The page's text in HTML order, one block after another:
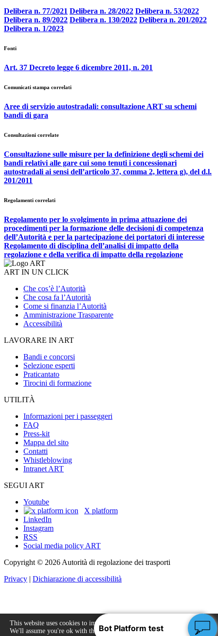
Delibera n. 77/2021 Delibera n. 28/2022 Delibera n. 53/2022
Delibera n. 89/2022 Delibera n. 130/2022 Delibera n. 201/2022
Delibera n. 1/2023
Fonti
Art. 37 Decreto legge 6 dicembre 2011, n. 201
Comunicati stampa correlati
Aree di servizio autostradali: consultazione ART su schemi
bandi di gara
Consultazioni correlate
Consultazione sulle misure per la definizione degli schemi dei
bandi relativi alle gare cui sono tenuti i concessionari
autostradali ai sensi dell’articolo 37, comma 2, lettera g), del d.l.
201/2011
Regolamenti correlati
Regolamento per lo svolgimento in prima attuazione dei
procedimenti per la formazione delle decisioni di competenza
dell’Autorità e per la partecipazione dei portatori di interesse
Regolamento di disciplina dell’analisi di impatto della
regolazione e della verifica di impatto della regolazione
ART IN UN CLICK
Che cos’è l’Autorità
Che cosa fa l’Autorità
Come si finanzia l’Autorità
Amministrazione Trasparente
Accessibilità
LAVORARE IN ART
Bandi e concorsi
Selezione esperti
Praticantato
Tirocini di formazione
UTILITÀ
Informazioni per i passeggeri
FAQ
Press-kit
Mappa del sito
Contatti
Whistleblowing
Intranet ART
SEGUI ART
Youtube
X platform
LinkedIn
Instagram
RSS
Social media policy ART
Copyright © 2026 Autorità di regolazione dei trasporti
Privacy | Dichiarazione di accessibilità
This website uses cookies to improve your experience.
We'll assume you're ok with this, but you can opt-out
Accept